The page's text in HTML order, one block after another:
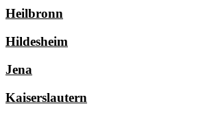
Heilbronn
Hildesheim
Jena
Kaiserslautern